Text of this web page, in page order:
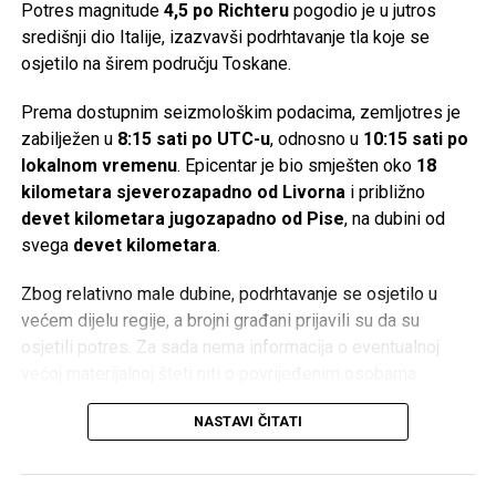
igračku!‘ Nakon pronalaska izgubljene stvari, treba dijete
podsjetiti da mu je Allah, dž.š., pomogao da pronađe
igračku i da se treba zahvaliti. Ovakav pristup u dječijim
pomaže.
Druga mogućnost je da se dijete pred polazak na spavanje
podstakne na učenje Ajetu-l-Kursijje. Ova prilika se
iskoristi da se kod djeteta razvije lijepo mišljenje o
melekima. „Sine, ako ovo proučiš, dragi Allah ti pošalje
naštetiti. Allah će ti poslati čuvara koji je jak i ne da
nikome na tebe.“
pod ruku. Ukoliko sami ne živimo i ne praktikujemo islam,
ukoliko govorimo drugima učite Kur’an, a sami to ne
Potres magnitude 4,5 po Richterupogodio je u jutros
središnji dio Italije, izazvavši podrhtavanje tla koje se
osjetilo na širem području Toskane.
Prema dostupnim seizmološkim podacima, zemljotres je
zabilježen u 8:15 sati po UTC-u, odnosno u 10:15 sati po
lokalnom vremenu. Epicentar je bio smješten oko 18
kilometara sjeverozapadno od Livornai približno
devet kilometara jugozapadno od Pise, na dubini od
svega devet kilometara.
Zbog relativno male dubine, podrhtavanje se osjetilo u
većem dijelu regije, a brojni građani prijavili su da su
osjetili potres. Za sada nema informacija o eventualnoj
Italija se nalazi na jednom od seizmički najaktivnijih
Euroazijske tektonske ploče. Upravo zbog toga ova zemlja
NASTAVI ČITATI